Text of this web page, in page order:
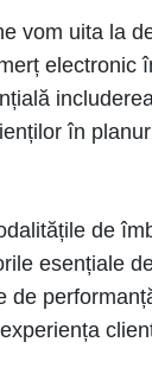
vom uita la
electronic
în
de
esențiale
de